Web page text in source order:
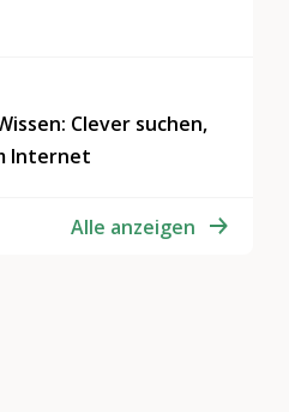
Clever suchen,
Internet
Alle anzeigen